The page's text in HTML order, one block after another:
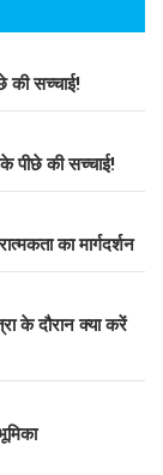
की सच्चाई!
पीछे की सच्चाई!
का मार्गदर्शन
के दौरान क्या करें